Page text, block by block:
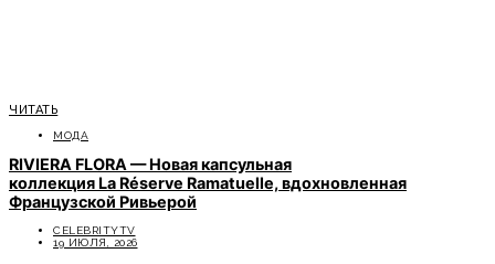
ЧИТАТЬ
МОДА
RIVIERA FLORA — Новая капсульная
коллекция La Réserve Ramatuelle, вдохновленная
Французской Ривьерой
CELEBRITYTV
19 ИЮЛЯ, 2026